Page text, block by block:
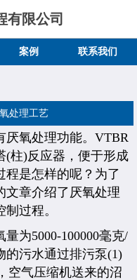
有限公司
案例 联系我们
处理工艺
厌氧处理功能。VTBR
(柱)反应器，便于形成
程是怎样的呢？为了
文章介绍了厌氧处理
过程。
为5000-100000毫克/
的污水通过排污泵(1)
空气压缩机送来的沼